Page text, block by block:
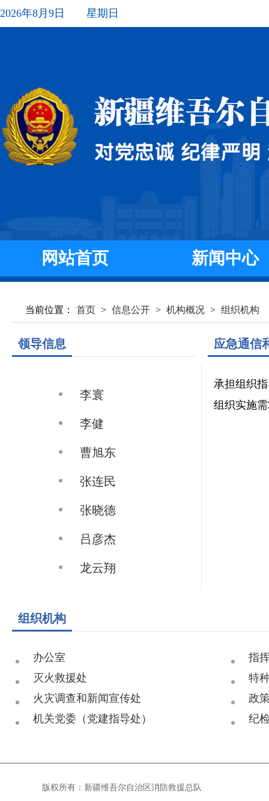
2026年8月9日 星期日
网站首页 新闻中心
当前位置： 首页 > 信息公开 > 机构概况 > 组织机构
领导信息
李寰
李健
曹旭东
张连民
张晓德
吕彦杰
龙云翔
应急通信
承担组织
组织实施
组织机构
办公室
指
灭火救援处
特
火灾调查和新闻宣传处
政
机关党委（党建指导处）
版权所有：新疆维吾尔自治区消防救援总队